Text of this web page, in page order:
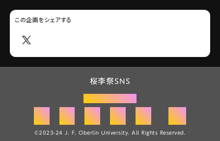
この企画をシェアする
桜李祭SNS
桜李祭公式HP
radio
©2023-24 J. F. Oberlin University. All Rights Reserved.